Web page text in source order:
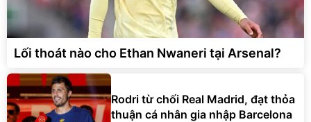
Lối thoát nào cho Ethan Nwaneri tại Arsenal?
Rodri từ chối Real Madrid, đạt thỏa
thuận cá nhân gia nhập Barcelona